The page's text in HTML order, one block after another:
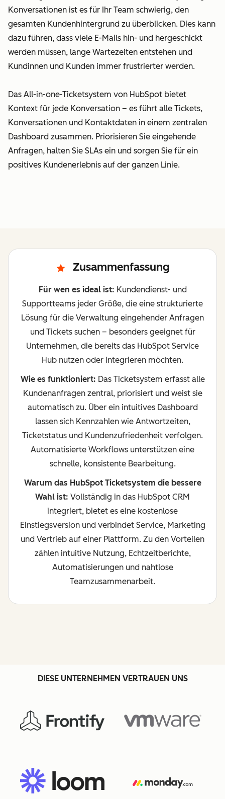
Konversationen ist es für Ihr Team schwierig, den
gesamten Kundenhintergrund zu überblicken. Dies kann
dazu führen, dass viele E-Mails hin- und hergeschickt
werden müssen, lange Wartezeiten entstehen und
Kundinnen und Kunden immer frustrierter werden.
Das All-in-one-Ticketsystem von HubSpot bietet
Kontext für jede Konversation – es führt alle Tickets,
Konversationen und Kontaktdaten in einem zentralen
Dashboard zusammen. Priorisieren Sie eingehende
Anfragen, halten Sie SLAs ein und sorgen Sie für ein
positives Kundenerlebnis auf der ganzen Linie.
Zusammenfassung
Für wen es ideal ist: Kundendienst- und
Supportteams jeder Größe, die eine strukturierte
Lösung für die Verwaltung eingehender Anfragen
und Tickets suchen – besonders geeignet für
Unternehmen, die bereits das HubSpot Service
Hub nutzen oder integrieren möchten.
Wie es funktioniert: Das Ticketsystem erfasst alle
Kundenanfragen zentral, priorisiert und weist sie
automatisch zu. Über ein intuitives Dashboard
lassen sich Kennzahlen wie Antwortzeiten,
Ticketstatus und Kundenzufriedenheit verfolgen.
Automatisierte Workflows unterstützen eine
schnelle, konsistente Bearbeitung.
Warum das HubSpot Ticketsystem die bessere
Wahl ist: Vollständig in das HubSpot CRM
integriert, bietet es eine kostenlose
Einstiegsversion und verbindet Service, Marketing
und Vertrieb auf einer Plattform. Zu den Vorteilen
zählen intuitive Nutzung, Echtzeitberichte,
Automatisierungen und nahtlose
Teamzusammenarbeit.
DIESE UNTERNEHMEN VERTRAUEN UNS